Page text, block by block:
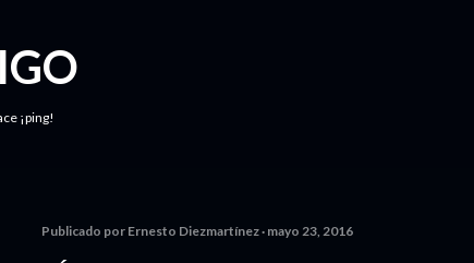
¡ping!
Publicado por Ernesto Diezmartínez mayo 23, 2016